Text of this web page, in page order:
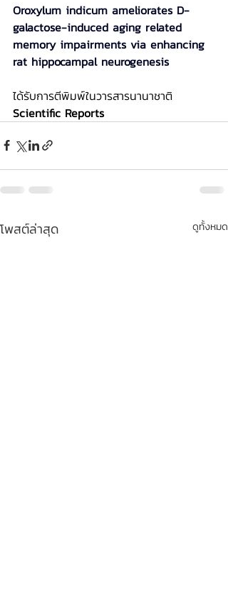
Oroxylum indicum ameliorates D-
galactose-induced aging related
memory impairments via enhancing
rat hippocampal neurogenesis
ได้รับการตีพิมพ์ในวารสารนานาชาติ
Scientific Reports
โพสต์ล่าสุด ดูทั้งหมด